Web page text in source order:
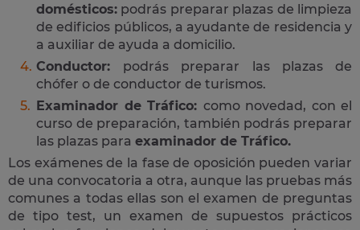
domésticos: podrás preparar plazas de limpieza
de edificios públicos, a ayudante de residencia y
a auxiliar de ayuda a domicilio.
Conductor: podrás preparar las plazas de
chófer o de conductor de turismos.
Examinador de Tráfico: como novedad, con el
curso de preparación, también podrás preparar
las plazas para examinador de Tráfico.
Los exámenes de la fase de oposición pueden variar
de una convocatoria a otra, aunque las pruebas más
comunes a todas ellas son el examen de preguntas
de tipo test, un examen de supuestos prácticos